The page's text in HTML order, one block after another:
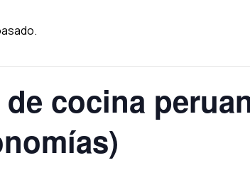
de cocina